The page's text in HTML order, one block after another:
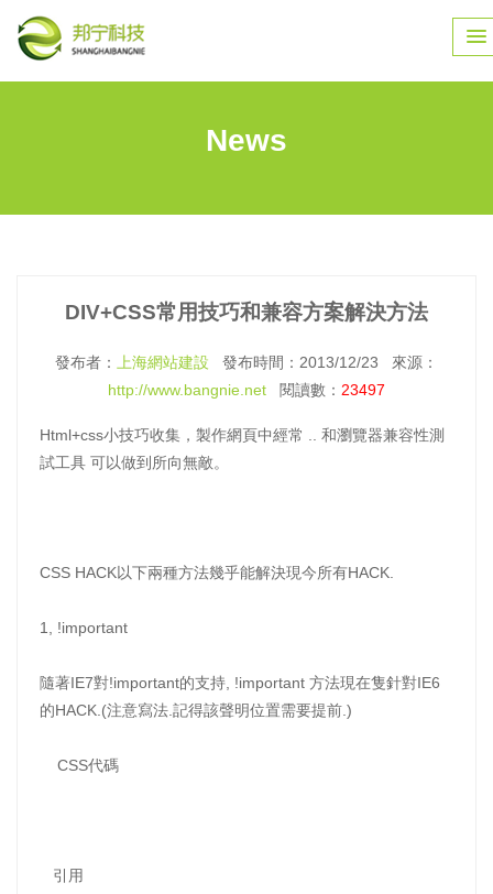
News
DIV+CSS常用技巧和兼容方案解決方法
發布者： 上海網站建設 發布時間：2013/12/23 來源：
http://www.bangnie.net 閱讀數： 23497
Html+css小技巧收集，製作網頁中經常 .. 和瀏覽器兼容性測
試工具 可以做到所向無敵。
CSS HACK以下兩種方法幾乎能解決現今所有HACK.
1, !important
隨著IE7對!important的支持, !important 方法現在隻針對IE6
的HACK.(注意寫法.記得該聲明位置需要提前.)
CSS代碼
引用